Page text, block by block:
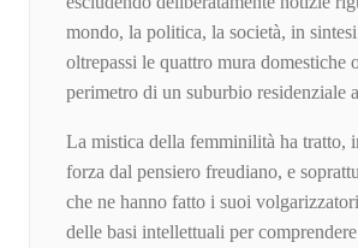
mondo, la politica, la società, in
oltrepassi le quattro mura domestiche
perimetro di un suburbio residenziale
La mistica della femminilità ha tratto,
forza dal pensiero freudiano, e
che ne hanno fatto i suoi
delle basi intellettuali per